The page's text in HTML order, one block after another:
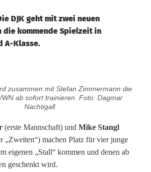
DJK geht mit zwei neuen
die kommende Spielzeit in
A-Klasse.
zusammen mit Stefan Zimmermann die
WN ab sofort trainieren. Foto: Dagmar
Nachtigall
(erste Mannschaft) und Mike Stangl
„Zweiten“) machen Platz für vier junge
eigenen „Stall“ kommen und denen ab
geschenkt wird.